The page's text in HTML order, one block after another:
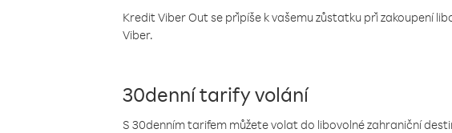
Kredit Viber Out se připíše k vašemu zůstatku při zakoupení
Viber.
30denní tarify volání
S 30denním tarifem můžete volat do libovolné zahraniční